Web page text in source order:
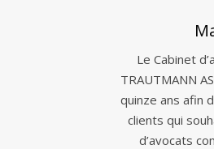
Le Cabinet
TRAUTMANN
quinze ans afin
clients qui
d’avocats